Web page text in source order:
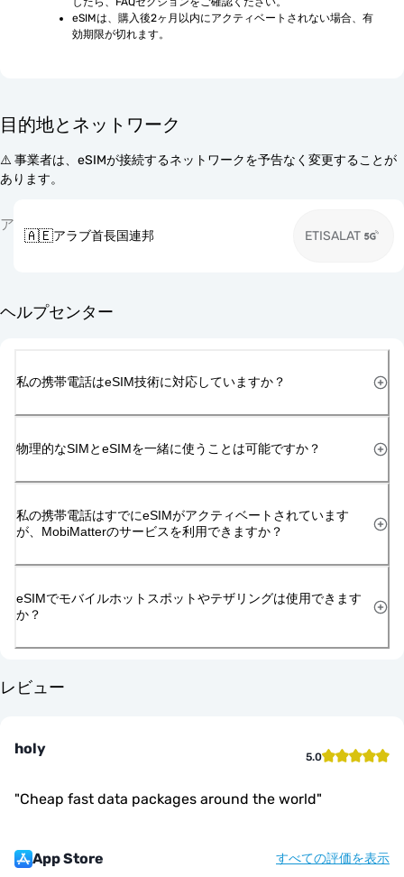
eSIMは、購入後2ヶ月以内にアクティベートされない場合、有
効期限が切れます。
目的地とネットワーク
⚠️ 事業者は、eSIMが接続するネットワークを予告なく変更することが
あります。
ア
🇦🇪アラブ首長国連邦 ETISALAT
ヘルプセンター
私の携帯電話はeSIM技術に対応していますか？
物理的なSIMとeSIMを一緒に使うことは可能ですか？
私の携帯電話はすでにeSIMがアクティベートされています
が、MobiMatterのサービスを利用できますか？
eSIMでモバイルホットスポットやテザリングは使用できます
か？
レビュー
holy 5.0
"Cheap fast data packages around the world"
App Store すべての評価を表示